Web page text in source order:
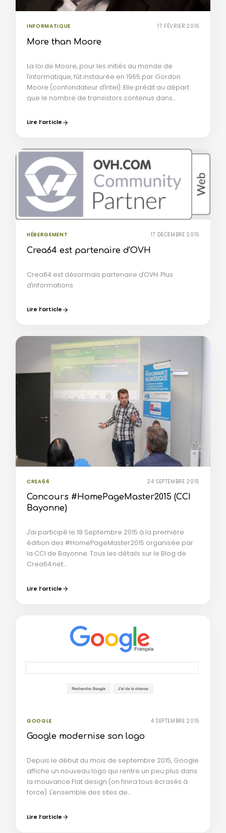
INFORMATIQUE 17 FÉVRIER 2016
More than Moore
La loi de Moore, pour les initiés au monde de
l'informatique, fût instaurée en 1965 par Gordon
Moore (confondateur d'Intel). Elle prédit au départ
que le nombre de transistors contenus dans…
Lire l’article
HÉBERGEMENT 17 DÉCEMBRE 2015
Crea64 est partenaire d'OVH
Crea64 est désormais partenaire d'OVH. Plus
d'informations
Lire l’article
CREA64 24 SEPTEMBRE 2015
Concours #HomePageMaster2015 (CCI
Bayonne)
J'ai participé le 18 Septembre 2015 à la première
édition des #HomePageMaster2015 organisée par
la CCI de Bayonne. Tous les détails sur le Blog de
Crea64.net…
Lire l’article
GOOGLE 4 SEPTEMBRE 2015
Google modernise son logo
Depuis le début du mois de septembre 2015, Google
affiche un nouveau logo qui rentre un peu plus dans
la mouvance Flat design (on finira tous écrasés à
force). L'ensemble des sites de…
Lire l’article